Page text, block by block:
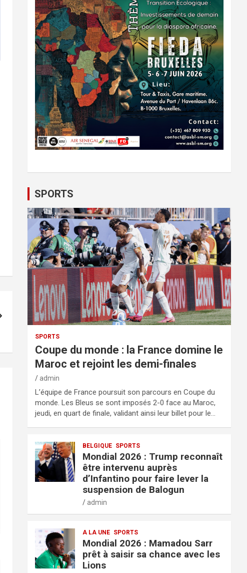
SPORTS
SPORTS
Coupe du monde : la France domine le
Maroc et rejoint les demi-finales
admin
L’équipe de France poursuit son parcours en Coupe du
monde. Les Bleus se sont imposés 2-0 face au Maroc,
jeudi, en quart de finale, validant ainsi leur billet pour le…
BELGIQUE SPORTS
Mondial 2026 : Trump reconnaît
être intervenu auprès
d’Infantino pour faire lever la
suspension de Balogun
admin
A LA UNE SPORTS
Mondial 2026 : Mamadou Sarr
prêt à saisir sa chance avec les
Lions